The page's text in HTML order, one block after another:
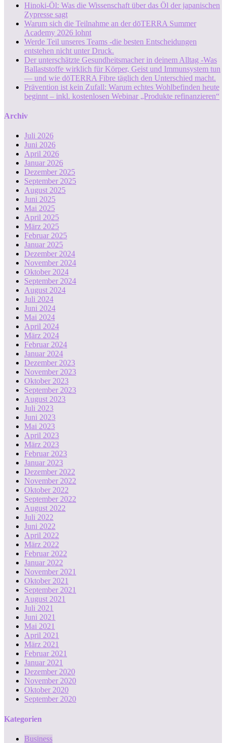
Hinoki-Öl: Was die Wissenschaft über das Öl der japanischen
Zypresse sagt
Warum sich die Teilnahme an der dōTERRA Summer
Academy 2026 lohnt
Werde Teil unseres Teams -die besten Entscheidungen
entstehen nicht unter Druck.
Der unterschätzte Gesundheitsmacher in deinem Alltag -Was
Ballaststoffe wirklich für Körper, Geist und Immunsystem tun
— und wie dōTERRA Fibre täglich den Unterschied macht.
Prävention ist kein Zufall: Warum echtes Wohlbefinden heute
beginnt – inkl. kostenlosen Webinar „Produkte refinanzieren“
Archiv
Juli 2026
Juni 2026
April 2026
Januar 2026
Dezember 2025
September 2025
August 2025
Juni 2025
Mai 2025
April 2025
März 2025
Februar 2025
Januar 2025
Dezember 2024
November 2024
Oktober 2024
September 2024
August 2024
Juli 2024
Juni 2024
Mai 2024
April 2024
März 2024
Februar 2024
Januar 2024
Dezember 2023
November 2023
Oktober 2023
September 2023
August 2023
Juli 2023
Juni 2023
Mai 2023
April 2023
März 2023
Februar 2023
Januar 2023
Dezember 2022
November 2022
Oktober 2022
September 2022
August 2022
Juli 2022
Juni 2022
April 2022
März 2022
Februar 2022
Januar 2022
November 2021
Oktober 2021
September 2021
August 2021
Juli 2021
Juni 2021
Mai 2021
April 2021
März 2021
Februar 2021
Januar 2021
Dezember 2020
November 2020
Oktober 2020
September 2020
Kategorien
Business